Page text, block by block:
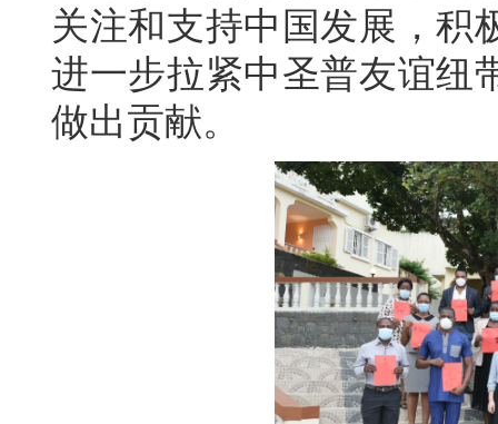
关注和支持中国发展，积
进一步拉紧中圣普友谊纽
做出贡献。